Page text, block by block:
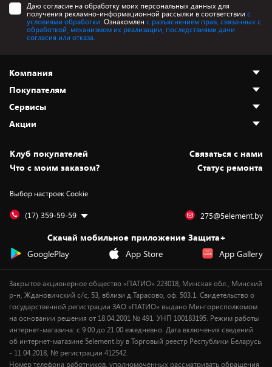
Даю согласие на обработку моих персональных данных для
получения рекламно-информационной рассылки в соответствии с
условиями обработки. Ознакомлен с разъяснением прав, связанных с
обработкой, механизмом их реализации, последствиями дачи
согласия или отказа.
Компания
О нас
Адреса магазинов
Новости
Статьи и обзоры
Вакансии
Дай пять добру!
Покупателям
Как сделать заказ
Оплата и доставка
Безналичный расчёт
Обмен и возврат товара
Обработка персональных данных
Подарочные карты
Сервисы
Установка техники
Для игровых консолей
Для мобильных устройств
Для компьютеров
Сервисные центры
Акции
Скидки и промокоды
Белорусские товары
Бонусы
Оплата частями
Новинки
Клуб покупателей
Cвязаться с нами
Что с моим заказом?
Статус ремонта
Выбор настроек Cookie
(17) 359-59-59 275@5element.by
Скачай мобильное приложение Защита+
GooglePlay
App Store App Gallery
Закрытое акционерное общество «ПАТИО» 223018, Минская обл., Минский
р-н, Ждановичский с/с, 53, вблизи д.Тарасово, оф. 503.1. Свидетельство о
государственной регистрации ЗАО «ПАТИО» выдано Мингорисполкомом
на основании решения от 18.04.2001 № 491. УНП 100183195. Режим работы
интернет-магазина: с 9.00 до 21.00 ежедневно. Дата включения сведений
об интернет-магазине 5element.by в Торговый реестр Республики Беларусь
- 11.04.2018, № регистрации 412542.
Номер телефона работников, уполномоченных рассматривать обращения